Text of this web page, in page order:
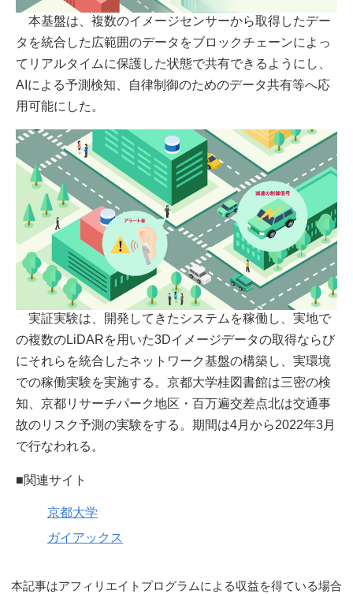
本基盤は、複数のイメージセンサーから取得したデー
タを統合した広範囲のデータをブロックチェーンによっ
てリアルタイムに保護した状態で共有できるようにし、
AIによる予測検知、自律制御のためのデータ共有等へ応
用可能にした。
実証実験は、開発してきたシステムを稼働し、実地で
の複数のLiDARを用いた3Dイメージデータの取得ならび
にそれらを統合したネットワーク基盤の構築し、実環境
での稼働実験を実施する。京都大学桂図書館は三密の検
知、京都リサーチパーク地区・百万遍交差点北は交通事
故のリスク予測の実験をする。期間は4月から2022年3月
で行なわれる。
■関連サイト
京都大学
ガイアックス
本記事はアフィリエイトプログラムによる収益を得ている場合